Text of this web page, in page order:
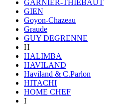
GARNIER-THIEBAUT
GIEN
Goyon-Chazeau
Graude
GUY DEGRENNE
H
HALIMBA
HAVILAND
Haviland & C.Parlon
HITACHI
HOME CHEF
I